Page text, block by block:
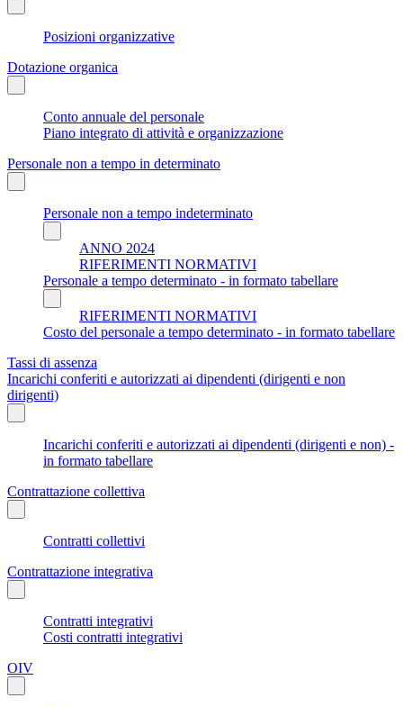
Posizioni organizzative
Dotazione organica
Conto annuale del personale
Piano integrato di attività e organizzazione
Personale non a tempo in determinato
Personale non a tempo indeterminato
ANNO 2024
RIFERIMENTI NORMATIVI
Personale a tempo determinato - in formato tabellare
RIFERIMENTI NORMATIVI
Costo del personale a tempo determinato - in formato tabellare
Tassi di assenza
Incarichi conferiti e autorizzati ai dipendenti (dirigenti e non
dirigenti)
Incarichi conferiti e autorizzati ai dipendenti (dirigenti e non) -
in formato tabellare
Contrattazione collettiva
Contratti collettivi
Contrattazione integrativa
Contratti integrativi
Costi contratti integrativi
OIV